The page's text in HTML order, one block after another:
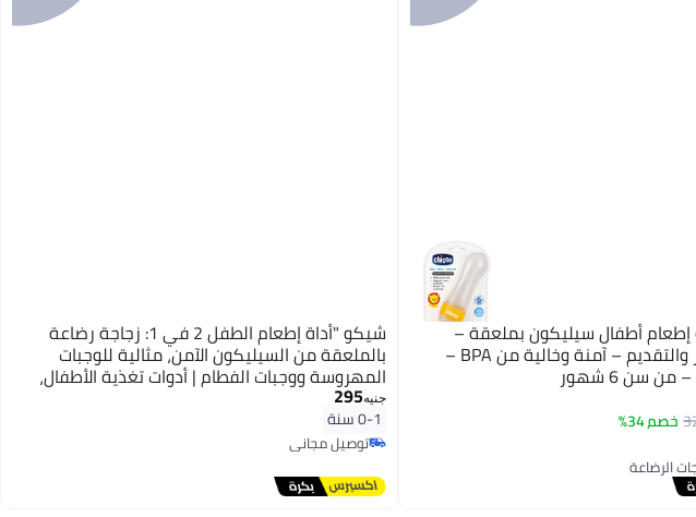
أطفال سيليكون بملعقة –
سهلة العصر والتقديم – آمنة وخالية من BPA –
خصم 34%
شيكو "أداة إطعام الطفل 2 في 1: زجاجة رضاعة
بالملعقة من السيليكون الآمن، مثالية للوجبات
المهروسة ووجبات الفطام | أدوات تغذية الأطفال،
مستلزمات الرضاعة، قنينة إطعام الطفل"_ أدوات
إطعام الرضع ـ مستلزمات اطفال ـ منتجات العناية
بالطفل ـ زجاجه إطعام بالمعلقه
جنيه295
0-1 سنة
توصيل مجاني
توصيل مجاني